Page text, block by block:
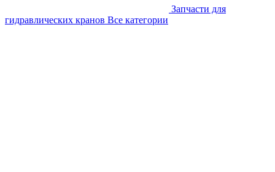
Запчасти для
гидравлических кранов Все категории